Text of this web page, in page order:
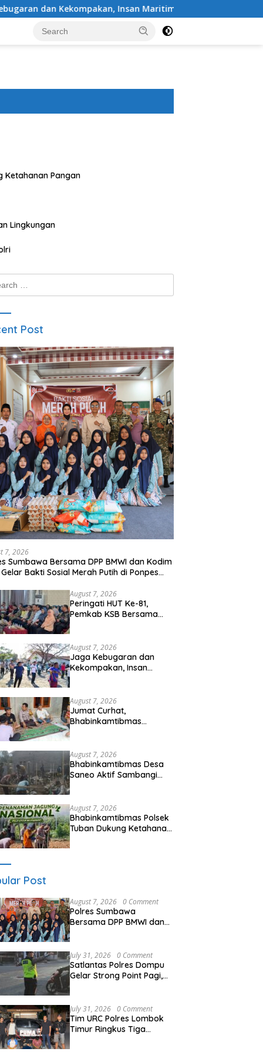
Insan Maritim Pelabuhan Bima Gelar Senam Bersama
Ketahanan Pangan
Lingkungan
Post
7, 2026
Sumbawa Bersama DPP BMWI dan Kodim
Gelar Bakti Sosial Merah Putih di Ponpes
August 7, 2026
Peringati HUT Ke-81,
Pemkab KSB Bersama
Hari Pertama Kehidupan”
August 7, 2026
Jaga Kebugaran dan
Kekompakan, Insan
August 7, 2026
Jumat Curhat,
Bhabinkamtibmas
Narkoba Demi
Kamtibmas Kondusif
August 7, 2026
Bhabinkamtibmas Desa
Saneo Aktif Sambangi
Royong Jaga Kamtibmas
August 7, 2026
Bhabinkamtibmas Polsek
Tuban Dukung Ketahanan
Post
August 7, 2026 0 Comment
Polres Sumbawa
Bersama DPP BMWI dan
Ponpes Arrahman
Hidayatullah
July 31, 2026 0 Comment
Satlantas Polres Dompu
Gelar Strong Point Pagi,
July 31, 2026 0 Comment
Tim URC Polres Lombok
Timur Ringkus Tiga